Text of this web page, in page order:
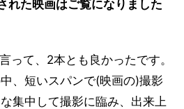
た映画はご覧になりました
って、2本とも良かったです。
、短いスパンで(映画の)撮影
集中して撮影に臨み、出来上